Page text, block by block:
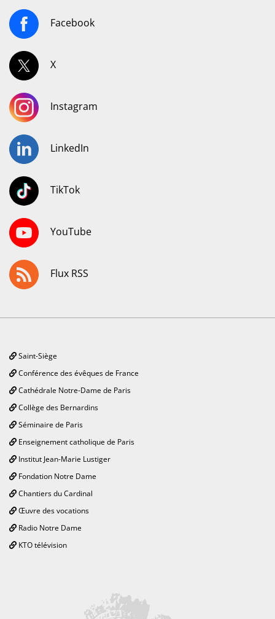
Facebook
X
Instagram
LinkedIn
TikTok
YouTube
Flux RSS
Saint-Siège
Conférence des évêques de France
Cathédrale Notre-Dame de Paris
Collège des Bernardins
Séminaire de Paris
Enseignement catholique de Paris
Institut Jean-Marie Lustiger
Fondation Notre Dame
Chantiers du Cardinal
Œuvre des vocations
Radio Notre Dame
KTO télévision